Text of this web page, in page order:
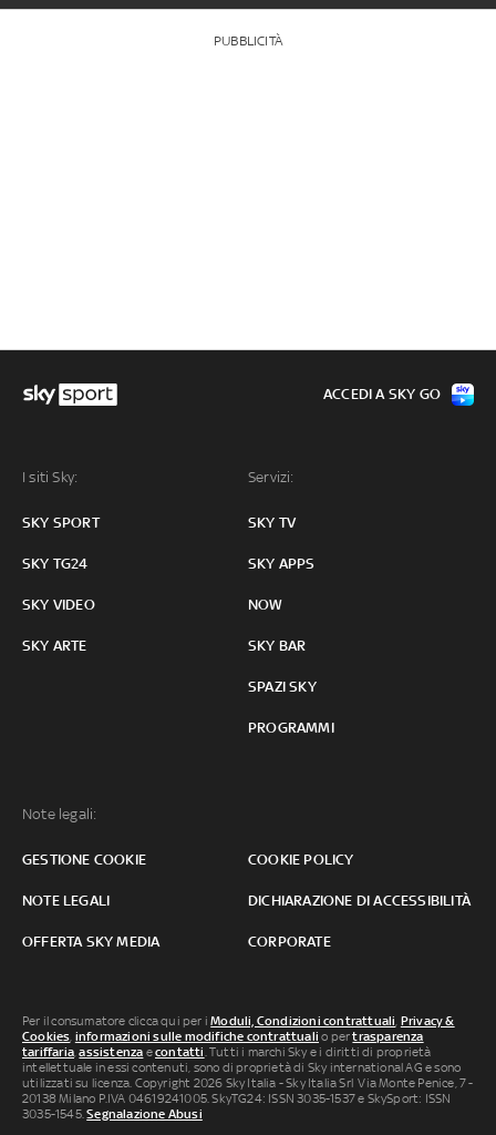
PUBBLICITÀ
I siti Sky:
SKY SPORT
SKY TG24
SKY VIDEO
SKY ARTE
Servizi:
SKY TV
SKY APPS
NOW
SKY BAR
SPAZI SKY
PROGRAMMI
Note legali:
GESTIONE COOKIE COOKIE POLICY
NOTE LEGALI DICHIARAZIONE DI ACCESSIBILITÀ
OFFERTA SKY MEDIA CORPORATE
ACCEDI A SKY GO
Per il consumatore clicca qui per iModuli, Condizioni contrattuali, Privacy &
Cookies, informazioni sulle modifiche contrattuali o pertrasparenza
tariffaria,assistenza econtatti. Tutti i marchi Sky e i diritti di proprietà
intellettuale in essi contenuti, sono di proprietà di Sky international AG e sono
utilizzati su licenza. Copyright 2026 Sky Italia - Sky Italia Srl Via Monte Penice, 7 -
20138 Milano P.IVA 04619241005. SkyTG24: ISSN 3035-1537 e SkySport: ISSN
3035-1545.Segnalazione Abusi